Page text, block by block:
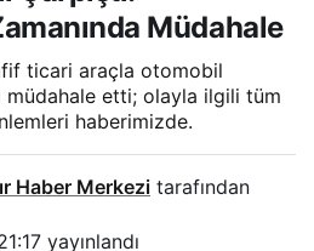
Müdahale
ticari araçla otomobil
müdahale etti; olayla ilgili tüm
haberimizde.
Haber Merkezi tarafından
yayınlandı